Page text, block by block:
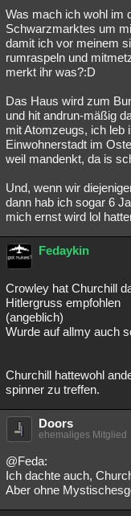
Was mach ich wohl im
Schwarzmarktes um
damit ich vor meinem
rumraspeln und
merkt ihr was?:D
Das Haus wird zum
und hit andrun-mäßig
mit Atomzeugs, ich leb
Einwohnerstadt im
weil mandenkt, da is
Und, wenn wir
dann hab ich sogar 6
mich ernst wird lol
Fedaykin
Crowley hat Churchill
Hitlergruss empfohlen
(angeblich)
Wurde auf allmy auch
Churchill hattewohl
spinner zu treffen.
Doors
ehemaliges Mitglied
@Feda:
Ich dachte auch,
Aber ohne